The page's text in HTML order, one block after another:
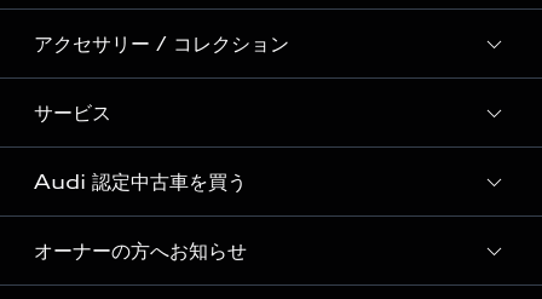
Audi Sport
Formula 1®
デジタルサービス
新車在庫検索
試乗車・展示車検索
見積り依頼
試乗予約
モデル一覧
特別仕様モデル / 限定モデル
e-tronラインアップ
価格シミュレーション
車両比較
アクセサリー / コレクション
純正アクセサリー
オンラインショップ
Audi collection
アウディナビアプリ
サービス
サービス入庫予約
サービスプログラム
メンテナンス
Audi 認定中古車を買う
Audi認定中古車
オーナーの方へお知らせ